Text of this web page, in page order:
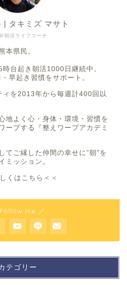
朝活ライフコーチ
| タキミズ マサト
本県民。
台起き朝活1000日継続中。
早起き習慣をサポート。
ィを2013年から毎週計400回以
地よく心・身体・環境・習慣を
ープする『整えワープアカデミ
てご縁した仲間の幸せに”朝"を
ミッション。
くはこちら＜＜
me ／
テゴリー